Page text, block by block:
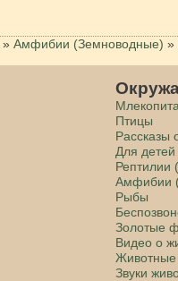
» Амфибии (Земноводные) »
Птицы
Рассказы
Для детей
Амфибии
Рыбы
Золотые
Видео о
Животные
Звуки